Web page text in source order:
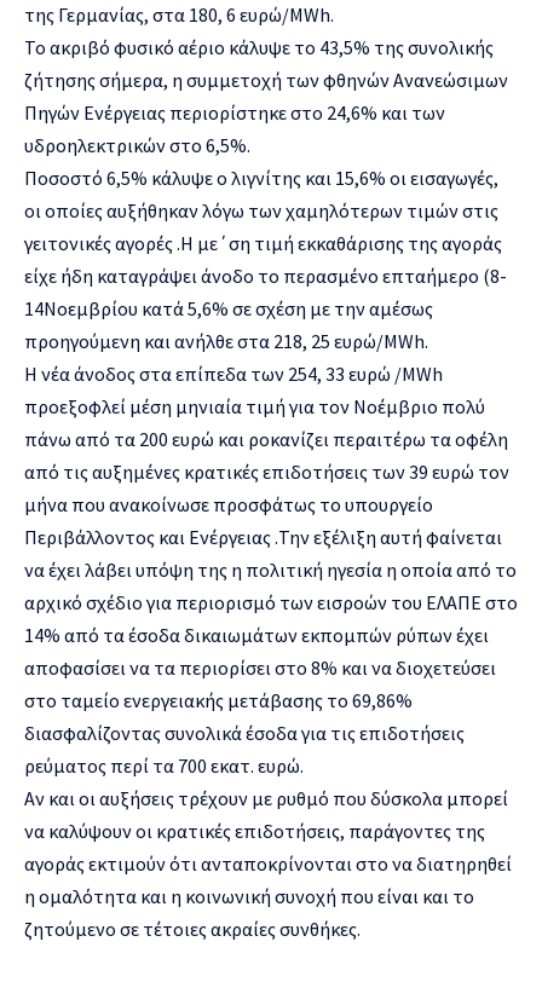
της Γερμανίας, στα 180, 6 ευρώ/MWh.
To ακριβό φυσικό αέριο κάλυψε το 43,5% της συνολικής
ζήτησης σήμερα, η συμμετοχή των φθηνών Ανανεώσιμων
Πηγών Ενέργειας περιορίστηκε στο 24,6% και των
υδροηλεκτρικών στο 6,5%.
Ποσοστό 6,5% κάλυψε ο λιγνίτης και 15,6% οι εισαγωγές,
οι οποίες αυξήθηκαν λόγω των χαμηλότερων τιμών στις
γειτονικές αγορές .Η με΄ση τιμή εκκαθάρισης της αγοράς
είχε ήδη καταγράψει άνοδο το περασμένο επταήμερο (8-
14Νοεμβρίου κατά 5,6% σε σχέση με την αμέσως
προηγούμενη και ανήλθε στα 218, 25 ευρώ/MWh.
Η νέα άνοδος στα επίπεδα των 254, 33 ευρώ /MWh
προεξοφλεί μέση μηνιαία τιμή για τον Νοέμβριο πολύ
πάνω από τα 200 ευρώ και ροκανίζει περαιτέρω τα οφέλη
από τις αυξημένες κρατικές επιδοτήσεις των 39 ευρώ τον
μήνα που ανακοίνωσε προσφάτως το υπουργείο
Περιβάλλοντος και Ενέργειας .Την εξέλιξη αυτή φαίνεται
να έχει λάβει υπόψη της η πολιτική ηγεσία η οποία από το
αρχικό σχέδιο για περιορισμό των εισροών του ΕΛΑΠΕ στο
14% από τα έσοδα δικαιωμάτων εκπομπών ρύπων έχει
αποφασίσει να τα περιορίσει στο 8% και να διοχετεύσει
στο ταμείο ενεργειακής μετάβασης το 69,86%
διασφαλίζοντας συνολικά έσοδα για τις επιδοτήσεις
ρεύματος περί τα 700 εκατ. ευρώ.
Αν και οι αυξήσεις τρέχουν με ρυθμό που δύσκολα μπορεί
να καλύψουν οι κρατικές επιδοτήσεις, παράγοντες της
αγοράς εκτιμούν ότι ανταποκρίνονται στο να διατηρηθεί
η ομαλότητα και η κοινωνική συνοχή που είναι και το
ζητούμενο σε τέτοιες ακραίες συνθήκες.